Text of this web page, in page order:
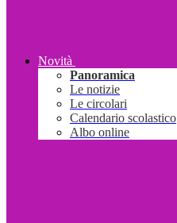
Novità
Panoramica
Le notizie
Le circolari
Calendario scolastico
Albo online